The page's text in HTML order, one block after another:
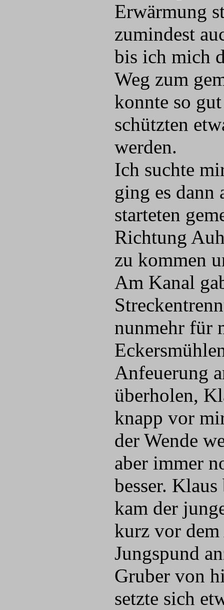
Erwärmung
zumindest
bis ich mich
Weg zum
konnte so
schützten
werden.
Ich suchte
ging es
starteten
Richtung
zu kommen
Am Kanal
nunmehr für
Anfeuerung
überholen,
knapp vor
der Wende
aber immer
besser.
kam der
kurz vor dem
Jungspund
Gruber von
setzte sich